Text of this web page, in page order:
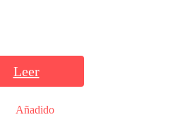
Leer
Añadido